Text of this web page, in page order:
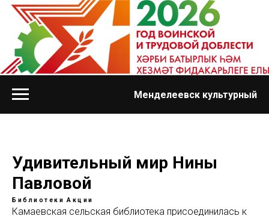
Менделеевск культурный
Удивительный мир Нины
Павловой
Библиотеки Акции
Камаевская сельская библиотека присоединилась к